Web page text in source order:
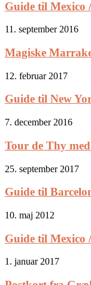
Guide til Mexico
11. september 2016
Magiske
12. februar 2017
Guide til New
7. december 2016
Tour de Thy
25. september 2017
Guide til
10. maj 2012
Guide til Mexico
1. januar 2017